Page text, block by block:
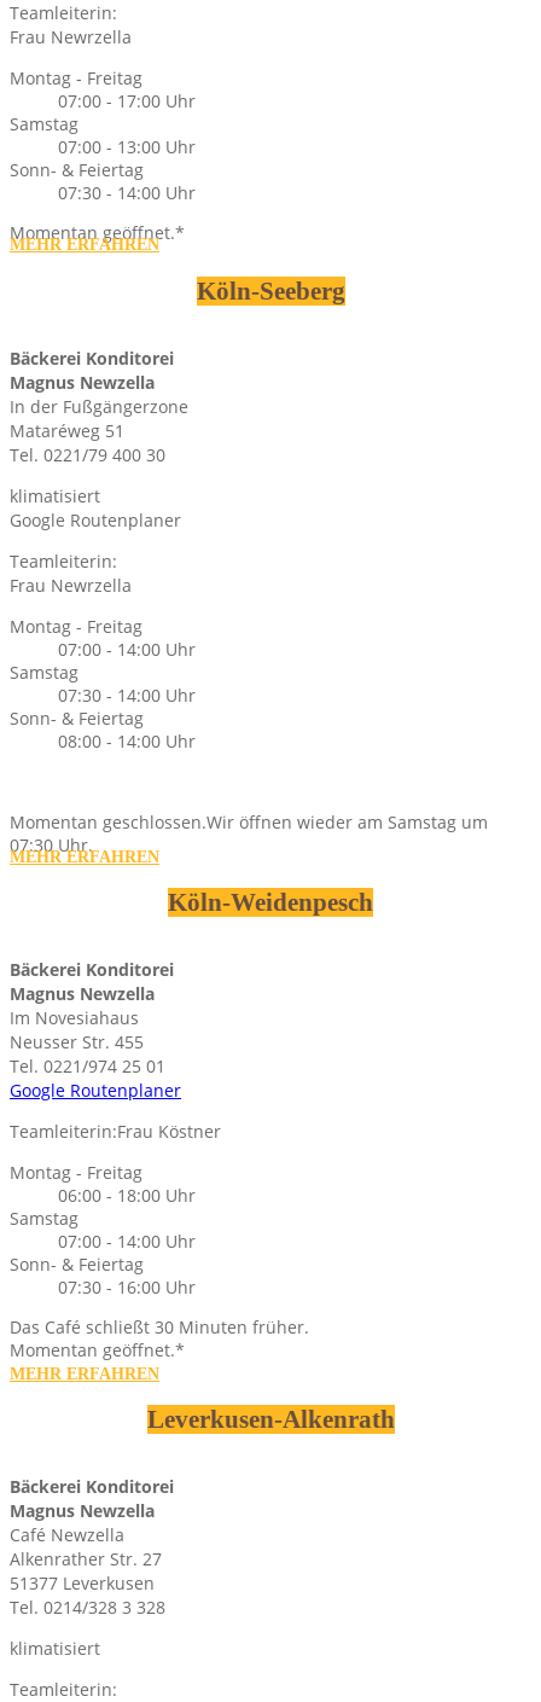
Teamleiterin:
Frau Newrzella
Montag - Freitag
07:00 - 17:00 Uhr
Samstag
07:00 - 13:00 Uhr
Sonn- & Feiertag
07:30 - 14:00 Uhr
Momentan geöffnet.*
MEHR ERFAHREN
Köln-Seeberg
Bäckerei Konditorei
Magnus Newzella
In der Fußgängerzone
Mataréweg 51
Tel. 0221/79 400 30
klimatisiert
Google Routenplaner
Teamleiterin:
Frau Newrzella
Montag - Freitag
07:00 - 14:00 Uhr
Samstag
07:30 - 14:00 Uhr
Sonn- & Feiertag
08:00 - 14:00 Uhr
Momentan geschlossen.Wir öffnen wieder am Samstag um
07:30 Uhr.
MEHR ERFAHREN
Köln-Weidenpesch
Bäckerei Konditorei
Magnus Newzella
Im Novesiahaus
Neusser Str. 455
Tel. 0221/974 25 01
Google Routenplaner
Teamleiterin:Frau Köstner
Montag - Freitag
06:00 - 18:00 Uhr
Samstag
07:00 - 14:00 Uhr
Sonn- & Feiertag
07:30 - 16:00 Uhr
Das Café schließt 30 Minuten früher.
Momentan geöffnet.*
MEHR ERFAHREN
Leverkusen-Alkenrath
Bäckerei Konditorei
Magnus Newzella
Café Newzella
Alkenrather Str. 27
51377 Leverkusen
Tel. 0214/328 3 328
klimatisiert
Teamleiterin: